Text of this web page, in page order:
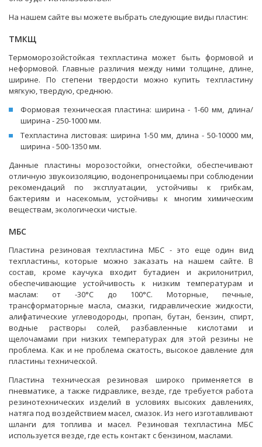
На нашем сайте вы можете выбрать следующие виды пластин:
ТМКЩ
Термоморозойстойкая техпластина может быть формовой и
неформовой. Главные различия между ними толщине, длине,
ширине. По степени твердости можно купить техпластину
мягкую, твердую, среднюю.
Формовая техническая пластина: ширина - 1-60 мм, длина/
ширина - 250-1000 мм.
Техпластина листовая: ширина 1-50 мм, длина - 50-10000 мм,
ширина - 500-1350 мм.
Данные пластины морозостойки, огнестойки, обеспечивают
отличную звукоизоляцию, водонепроницаемы при соблюдении
рекомендаций по эксплуатации, устойчивы к грибкам,
бактериям и насекомым, устойчивы к многим химическим
веществам, экологически чистые.
МБС
Пластина резиновая техпластина МБС - это еще один вид
техпластины, которые можно заказать на нашем сайте. В
состав, кроме каучука входит бутадиен и акрилонитрил,
обеспечивающие устойчивость к низким температурам и
маслам: от -30°C до 100°C. Моторные, печные,
трансформаторные масла, смазки, гидравлические жидкости,
алифатические углеводороды, пропан, бутан, бензин, спирт,
водные растворы солей, разбавленные кислотами и
щелочамами при низких температурах для этой резины не
проблема. Как и не проблема сжатость, высокое давление для
пластины технической.
Пластина техническая резиновая широко применяется в
пневматике, а также гидравлике, везде, где требуется работа
резинотехнических изделий в условиях высоких давлениях,
натяга под воздействием масел, смазок. Из него изготавливают
шланги для топлива и масел. Резиновая техпластина МБС
используется везде, где есть контакт с бензином, маслами.